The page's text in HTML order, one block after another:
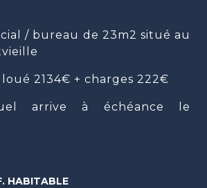
/ bureau de 23m2 situé au
2134€ + charges 222€
arrive à échéance le
HABITABLE